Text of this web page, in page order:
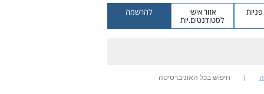
אזור אישי
לסטודנטים.יות
להרשמה
חיפוש בכל האוניברסיטה